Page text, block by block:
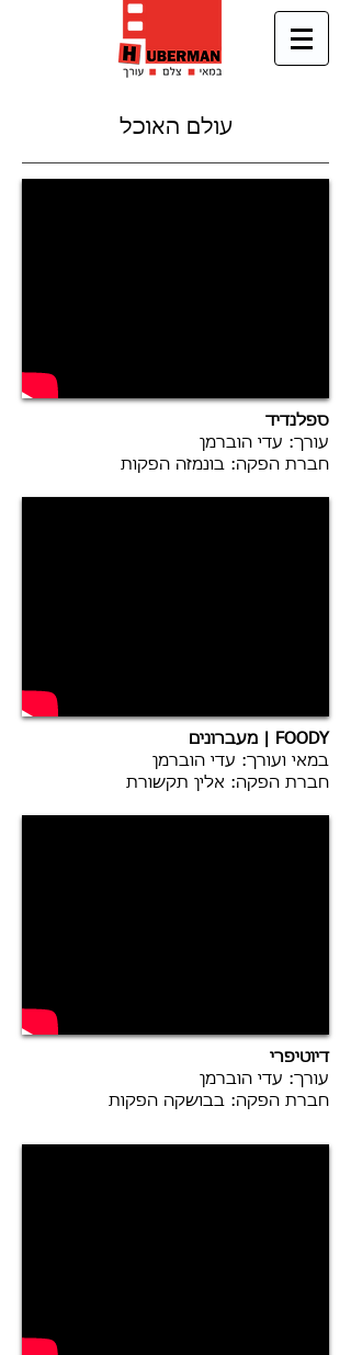
עולם האוכל
ספלנדיד
עורך: עדי הוברמן
חברת הפקה: בונמזה הפקות
FOODY | מעברונים
במאי ועורך: עדי הוברמן
חברת הפקה: אלין תקשורת
דיוטיפרי
עורך: עדי הוברמן
חברת הפקה: בבושקה הפקות